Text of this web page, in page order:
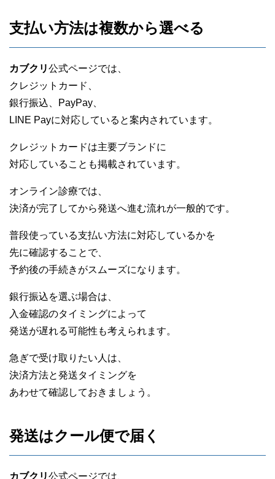
支払い方法は複数から選べる
カブクリ公式ページでは、
クレジットカード、
銀行振込、PayPay、
LINE Payに対応していると案内されています。
クレジットカードは主要ブランドに
対応していることも掲載されています。
オンライン診療では、
決済が完了してから発送へ進む流れが一般的です。
普段使っている支払い方法に対応しているかを
先に確認することで、
予約後の手続きがスムーズになります。
銀行振込を選ぶ場合は、
入金確認のタイミングによって
発送が遅れる可能性も考えられます。
急ぎで受け取りたい人は、
決済方法と発送タイミングを
あわせて確認しておきましょう。
発送はクール便で届く
カブクリ公式ページでは、